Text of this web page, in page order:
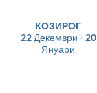
КОЗИРОГ
22 Декември - 20
Януари